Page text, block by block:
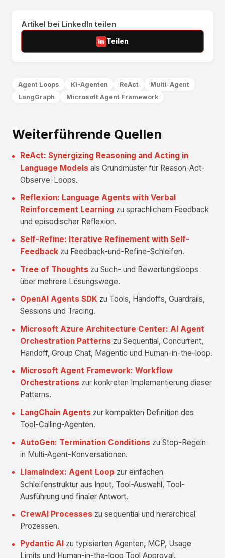
Artikel bei LinkedIn teilen
Teilen
Agent Loops KI-Agenten ReAct
Multi-Agent
LangGraph
Microsoft Agent Framework
Weiterführende Quellen
ReAct: Synergizing Reasoning and Acting in
Language Models als Grundmuster für Reason-Act-
Observe-Loops.
Reflexion: Language Agents with Verbal
Reinforcement Learning zu sprachlichem Feedback
und episodischer Reflexion.
Self-Refine: Iterative Refinement with Self-
Feedback zu Feedback-und-Refine-Schleifen.
Tree of Thoughts zu Such- und Bewertungsloops
über mehrere Lösungswege.
OpenAI Agents SDK zu Tools, Handoffs, Guardrails,
Sessions und Tracing.
Microsoft Azure Architecture Center: AI Agent
Orchestration Patterns zu Sequential, Concurrent,
Handoff, Group Chat, Magentic und Human-in-the-loop.
Microsoft Agent Framework: Workflow
Orchestrations zur konkreten Implementierung dieser
Patterns.
LangChain Agents zur kompakten Definition des
Tool-Calling-Agenten.
AutoGen: Termination Conditions zu Stop-Regeln
in Multi-Agent-Konversationen.
LlamaIndex: Agent Loop zur einfachen
Schleifenstruktur aus Input, Tool-Auswahl, Tool-
Ausführung und finaler Antwort.
CrewAI Processes zu sequential und hierarchical
Prozessen.
Pydantic AI zu typisierten Agenten, MCP, Usage
Limits und Human-in-the-loop Tool Approval.